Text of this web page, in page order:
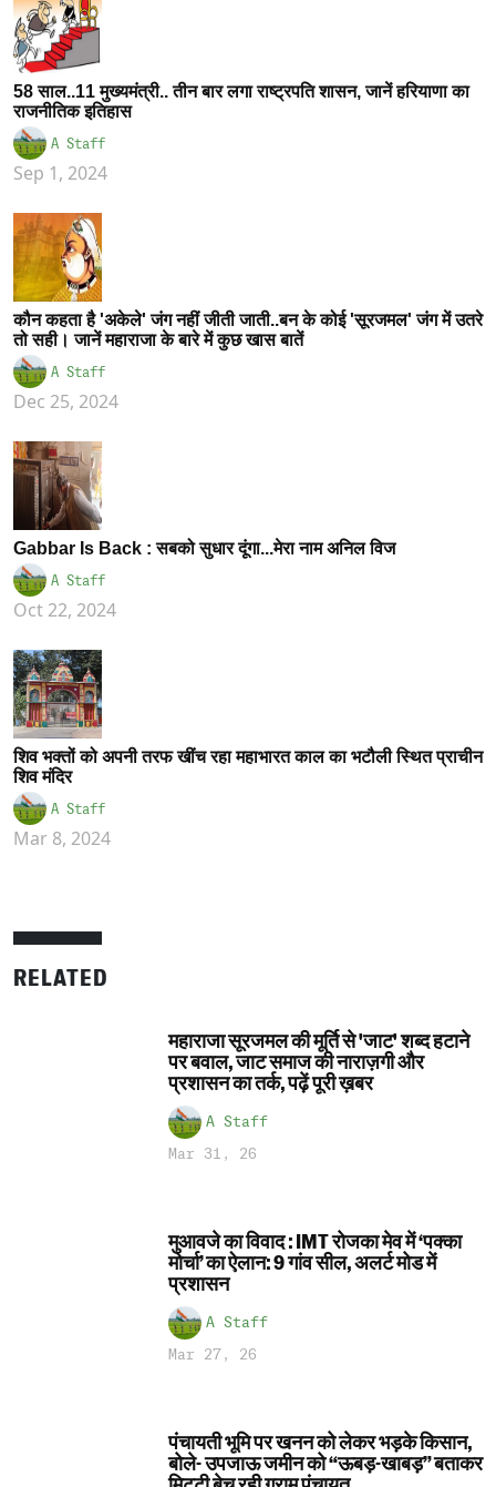
58 साल..11 मुख्यमंत्री.. तीन बार लगा राष्ट्रपति शासन, जानें हरियाणा का
राजनीतिक इतिहास
A Staff
Sep 1, 2024
कौन कहता है 'अकेले' जंग नहीं जीती जाती..बन के कोई 'सूरजमल' जंग में उतरे
तो सही। जानें महाराजा के बारे में कुछ खास बातें
A Staff
Dec 25, 2024
Gabbar Is Back : सबको सुधार दूंगा...मेरा नाम अनिल विज
A Staff
Oct 22, 2024
शिव भक्तों को अपनी तरफ खींच रहा महाभारत काल का भटौली स्थित प्राचीन
शिव मंदिर
A Staff
Mar 8, 2024
RELATED
महाराजा सूरजमल की मूर्ति से 'जाट' शब्द हटाने
पर बवाल, जाट समाज की नाराज़गी और
प्रशासन का तर्क, पढ़ें पूरी ख़बर
A Staff
Mar 31, 26
मुआवजे का विवाद : IMT रोजका मेव में ‘पक्का
मोर्चा’ का ऐलान: 9 गांव सील, अलर्ट मोड में
प्रशासन
A Staff
Mar 27, 26
पंचायती भूमि पर खनन को लेकर भड़के किसान,
बोले- उपजाऊ जमीन को “ऊबड़-खाबड़” बताकर